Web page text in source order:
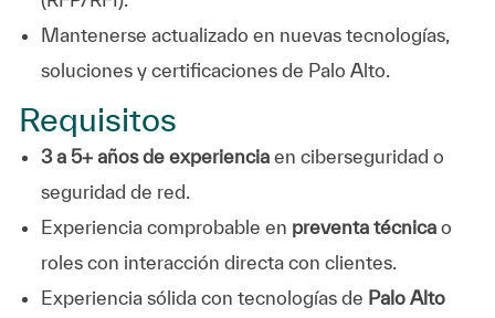
Mantenerse actualizado en nuevas tecnologías,
soluciones y certificaciones de Palo Alto.
Requisitos
3 a 5+ años de experienciaen ciberseguridad o
seguridad de red.
Experiencia comprobable en preventa técnicao
roles con interacción directa con clientes.
Experiencia sólida con tecnologías de Palo Alto